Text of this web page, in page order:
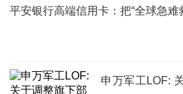
平安银行高端信用卡：把“全球急难
申万军工LOF: